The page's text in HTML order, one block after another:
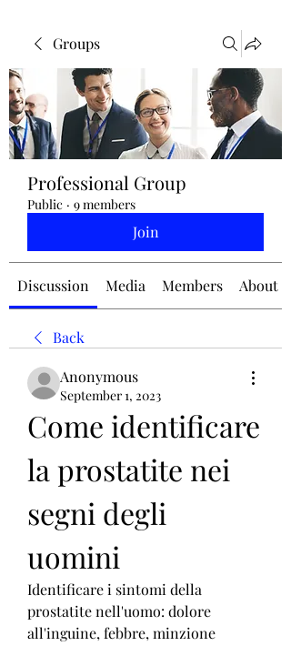
jennifermcchesney@yahoo.com
(604) 445-2082
Groups
Professional Group
Public · 9 members
Join
Discussion Media Members About
Back
Anonymous
September 1, 2023
Come identificare
la prostatite nei
segni degli
uomini
Identificare i sintomi della
prostatite nell'uomo: dolore
all'inguine, febbre, minzione